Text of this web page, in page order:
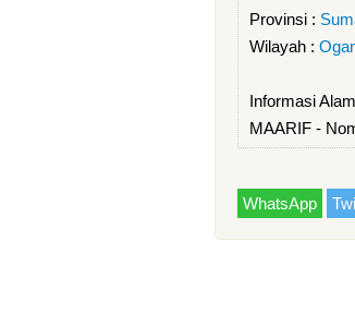
Provinsi :
Wilayah :
Informasi
MAARIF -
WhatsApp